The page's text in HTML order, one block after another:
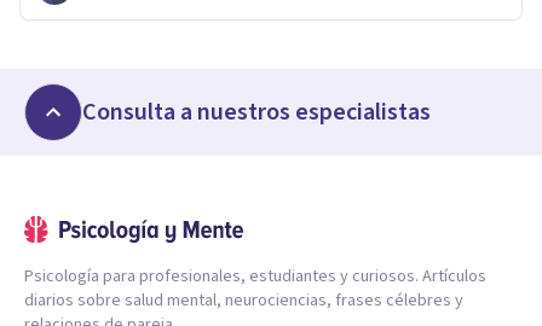
Consulta a nuestros especialistas
Psicología para profesionales, estudiantes y curiosos. Artículos
diarios sobre salud mental, neurociencias, frases célebres y